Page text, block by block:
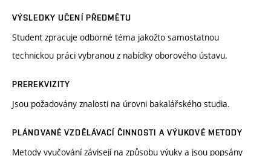
VÝSLEDKY UČENÍ PŘEDMĚTU
Student zpracuje odborné téma jakožto samostatnou
technickou práci vybranou z nabídky oborového ústavu.
PREREKVIZITY
Jsou požadovány znalosti na úrovni bakalářského studia.
PLÁNOVANÉ VZDĚLÁVACÍ ČINNOSTI A VÝUKOVÉ METODY
Metody vyučování závisejí na způsobu výuky a jsou popsány